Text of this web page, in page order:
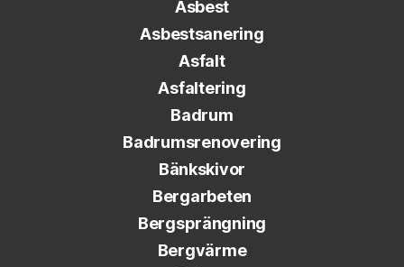
Asbest
Asbestsanering
Asfalt
Asfaltering
Badrum
Badrumsrenovering
Bänkskivor
Bergarbeten
Bergsprängning
Bergvärme